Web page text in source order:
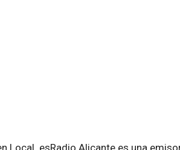
esRadio Alicante es una